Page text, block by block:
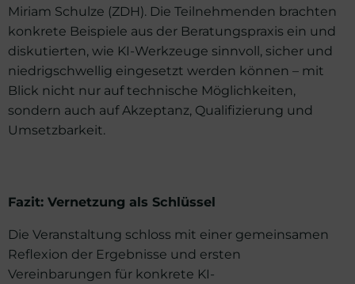
Miriam Schulze (ZDH). Die Teilnehmenden brachten
konkrete Beispiele aus der Beratungspraxis ein und
diskutierten, wie KI-Werkzeuge sinnvoll, sicher und
niedrigschwellig eingesetzt werden können – mit
Blick nicht nur auf technische Möglichkeiten,
sondern auch auf Akzeptanz, Qualifizierung und
Umsetzbarkeit.
Fazit: Vernetzung als Schlüssel
Die Veranstaltung schloss mit einer gemeinsamen
Reflexion der Ergebnisse und ersten
Vereinbarungen für konkrete KI-